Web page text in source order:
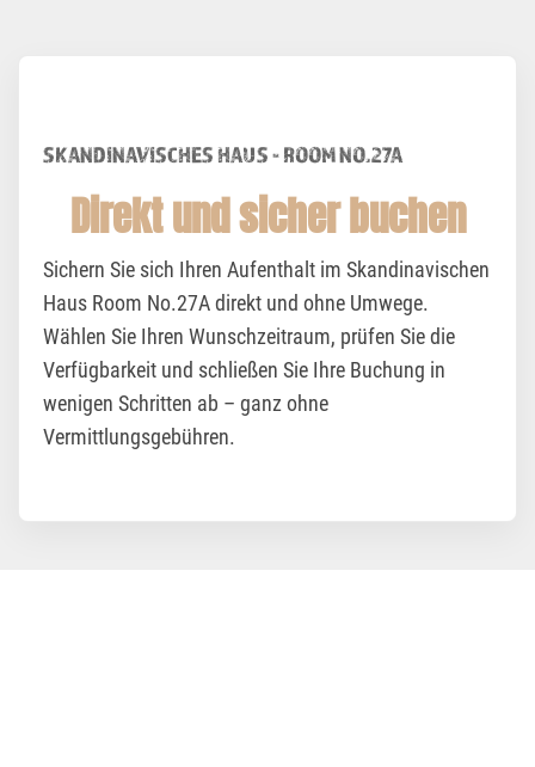
SKANDINAVISCHES HAUS - ROOM NO.27A
Direkt und sicher buchen
Sichern Sie sich Ihren Aufenthalt im Skandinavischen
Haus Room No.27A direkt und ohne Umwege.
Wählen Sie Ihren Wunschzeitraum, prüfen Sie die
Verfügbarkeit und schließen Sie Ihre Buchung in
wenigen Schritten ab – ganz ohne
Vermittlungsgebühren.